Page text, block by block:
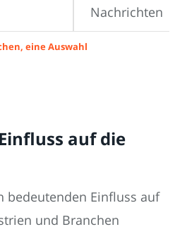
Nachrichten
eine Auswahl
auf die
bedeutenden Einfluss auf
und Branchen